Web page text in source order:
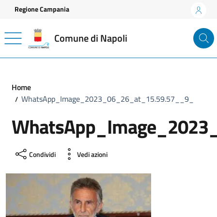
Vai ai contenuti
Vai al footer
Regione Campania
Comune di Napoli
Home
WhatsApp_Image_2023_06_26_at_15.59.57__9_
Condividi Vedi azioni